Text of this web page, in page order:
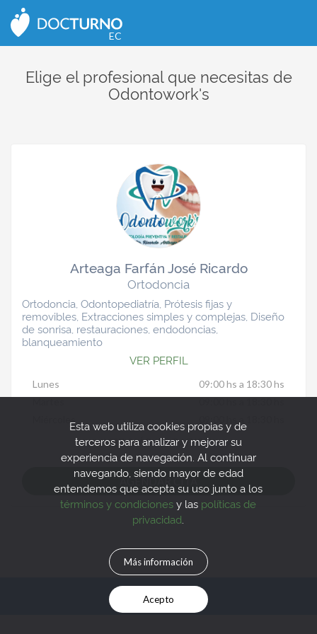
EC
Elige el profesional que necesitas de
Odontowork's
Arteaga Farfán José Ricardo
Ortodoncia
Ortodoncia, Odontopediatría, Prótesis fijas y
removibles, Extracciones simples y complejas, Diseño
de sonrisa, restauraciones, endodoncias,
blanqueamiento
VER PERFIL
Lunes
09:00 hs a 18:30 hs
VER MÁS HORARIOS
AGENDAR CITA
Esta web utiliza cookies propias y de
terceros para analizar y mejorar su
experiencia de navegación. Al continuar
navegando, siendo mayor de edad
entendemos que acepta su uso junto a los
términos y condicionesy las políticas de
privacidad
Más información
Acepto
© 2026 Docturno